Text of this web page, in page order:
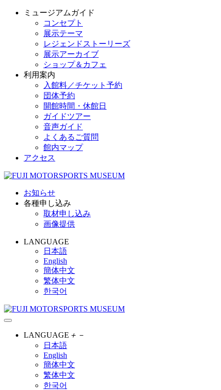
ミュージアムガイド
コンセプト
展示テーマ
レジェンドストーリーズ
展示アーカイブ
ショップ＆カフェ
利用案内
入館料／チケット予約
団体予約
開館時間・休館日
ガイドツアー
音声ガイド
よくあるご質問
館内マップ
アクセス
お知らせ
各種申し込み
取材申し込み
画像提供
LANGUAGE
日本語
English
簡体中文
繁体中文
한국어
LANGUAGE ＋ －
日本語
English
簡体中文
繁体中文
한국어